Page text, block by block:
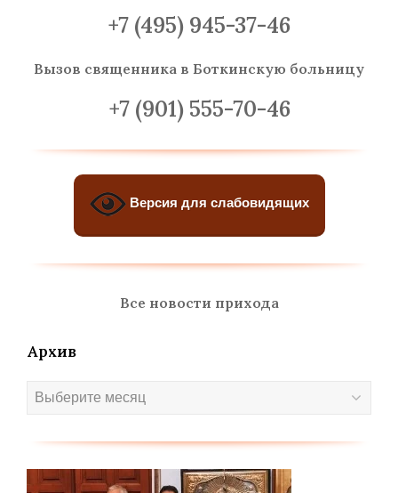
+7 (495) 945-37-46
Вызов священника в Боткинскую больницу
+7 (901) 555-70-46
Версия для слабовидящих
Все новости прихода
Архив
Архив